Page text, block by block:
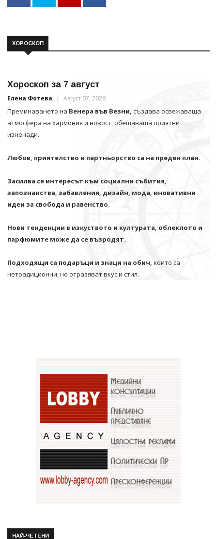
ХОРОСКОП
Хороскоп за 7 август
Елена Фотева Август 07, 2026
Преминаването на Венера във Везни, създава освежаваща
атмосфера на хармония и новост, обещаваща приятни
изненади.
Любов, приятелство и партньорство са на преден план.
Засилва се интересът към социални събития,
запознанства, забавления, дизайн, мода, иновативни
идеи за свобода и равенство.
Нови тенденции в изкуството и културата, облеклото и
парфюмите може да се възродят.
Подходящи са подаръци и знаци на обич, които са
нетрадиционни, но отразяват вкус и стил.
НАЙ-ЧЕТЕНИ